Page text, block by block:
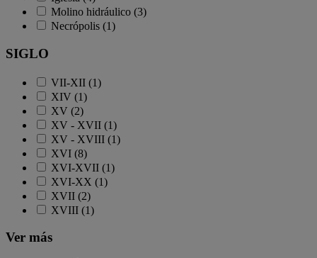
Molino hidráulico (3)
Necrópolis (1)
SIGLO
VII-XII (1)
XIV (1)
XV (2)
XV - XVII (1)
XV - XVIII (1)
XVI (8)
XVI-XVII (1)
XVI-XX (1)
XVII (2)
XVIII (1)
Ver más